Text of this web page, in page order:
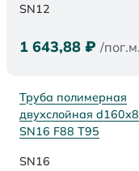
SN12
1 643,88 ₽ /пог.м.
Труба полимерная
двухслойная
SN16 F88 Т95
SN16